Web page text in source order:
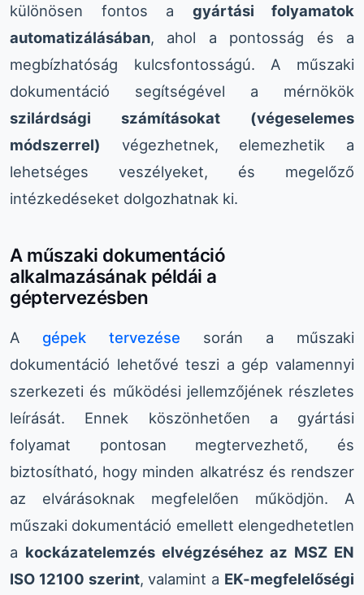
különösen fontos a gyártási folyamatok
automatizálásában, ahol a pontosság és a
megbízhatóság kulcsfontosságú. A műszaki
dokumentáció segítségével a mérnökök
szilárdsági számításokat (végeselemes
módszerrel) végezhetnek, elemezhetik a
lehetséges veszélyeket, és megelőző
intézkedéseket dolgozhatnak ki.
A műszaki dokumentáció
alkalmazásának példái a
géptervezésben
A gépek tervezése során a műszaki
dokumentáció lehetővé teszi a gép valamennyi
szerkezeti és működési jellemzőjének részletes
leírását. Ennek köszönhetően a gyártási
folyamat pontosan megtervezhető, és
biztosítható, hogy minden alkatrész és rendszer
az elvárásoknak megfelelően működjön. A
műszaki dokumentáció emellett elengedhetetlen
a kockázatelemzés elvégzéséhez az MSZ EN
ISO 12100 szerint, valamint a EK-megfelelőségi